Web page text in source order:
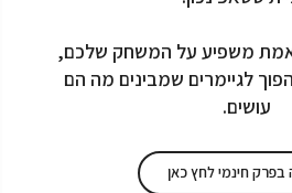
משפיע על המשחק שלכם,
לגיימרים שמבינים מה הם
עושים.
בפרק חינמי לחץ כאן